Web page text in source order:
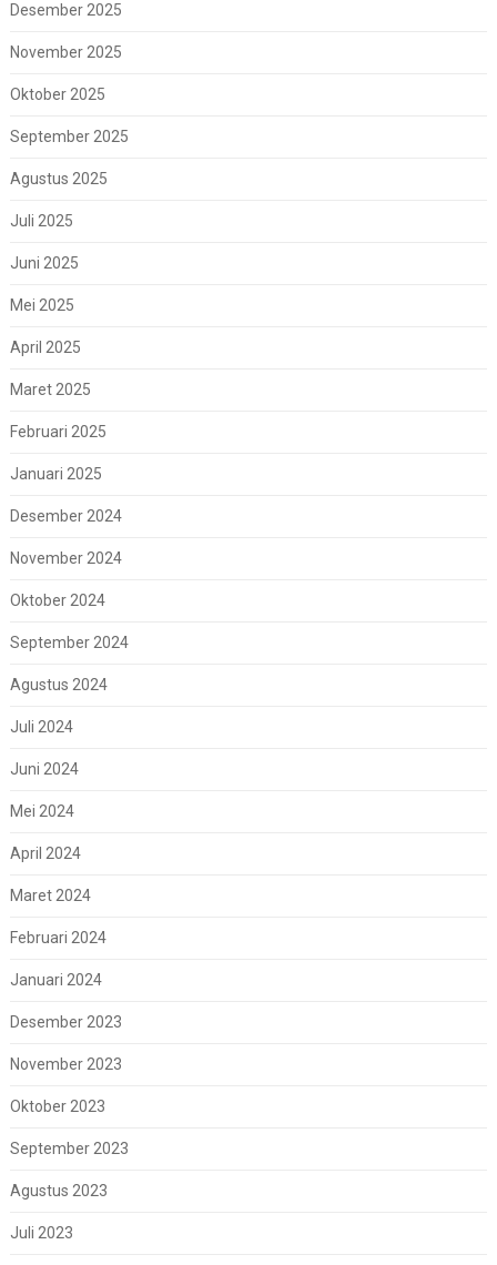
Desember 2025
November 2025
Oktober 2025
September 2025
Agustus 2025
Juli 2025
Juni 2025
Mei 2025
April 2025
Maret 2025
Februari 2025
Januari 2025
Desember 2024
November 2024
Oktober 2024
September 2024
Agustus 2024
Juli 2024
Juni 2024
Mei 2024
April 2024
Maret 2024
Februari 2024
Januari 2024
Desember 2023
November 2023
Oktober 2023
September 2023
Agustus 2023
Juli 2023